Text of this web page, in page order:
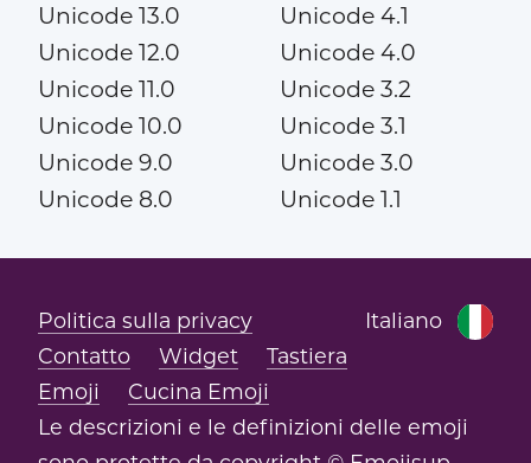
Unicode 13.0
Unicode 12.0
Unicode 11.0
Unicode 10.0
Unicode 9.0
Unicode 8.0
Unicode 4.1
Unicode 4.0
Unicode 3.2
Unicode 3.1
Unicode 3.0
Unicode 1.1
Italiano
Politica sulla privacy
Contatto
Widget
Tastiera
Emoji
Cucina Emoji
Le descrizioni e le definizioni delle emoji